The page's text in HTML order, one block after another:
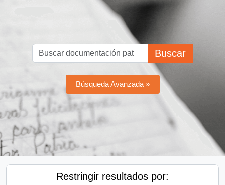
Buscar
Búsqueda Avanzada »
Restringir resultados por: